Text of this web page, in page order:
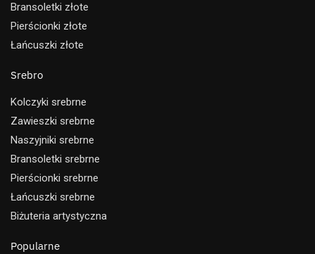
Bransoletki złote
Pierścionki złote
Łańcuszki złote
Srebro
Kolczyki srebrne
Zawieszki srebrne
Naszyjniki srebrne
Bransoletki srebrne
Pierścionki srebrne
Łańcuszki srebrne
Biżuteria artystyczna
Popularne